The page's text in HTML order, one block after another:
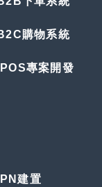
購物系統
專案開發
建置